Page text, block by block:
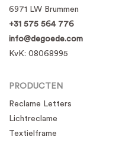
6971 LW Brummen
+31 575 564 776
info@degoede.com
KvK: 08068995
PRODUCTEN
Reclame Letters
Lichtreclame
Textielframe